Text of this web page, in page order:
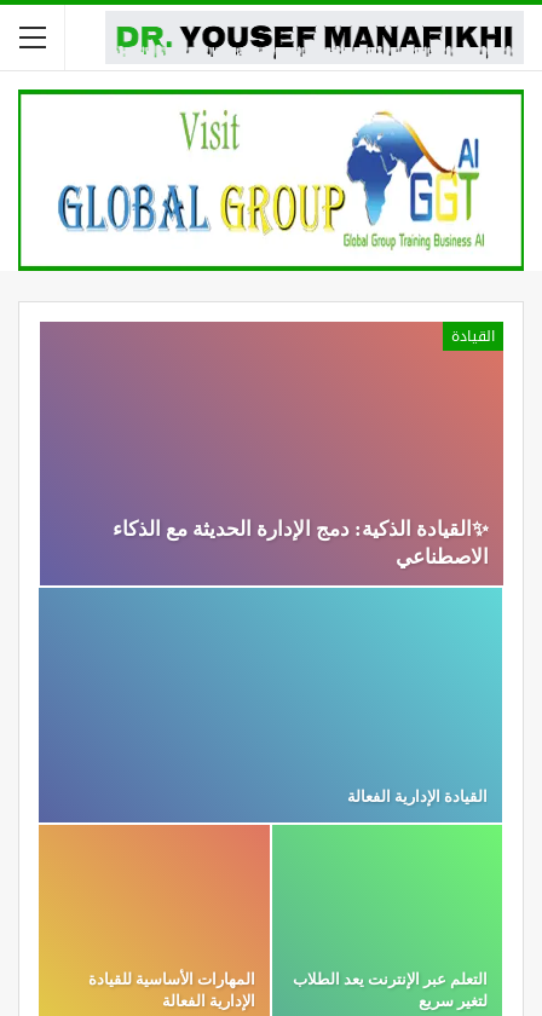
القيادة
✨القيادة الذكية: دمج الإدارة الحديثة مع الذكاء
الاصطناعي
القيادة الإدارية الفعالة
التعلم عبر الإنترنت يعد الطلاب
لتغير سريع
المهارات الأساسية للقيادة
الإدارية الفعالة